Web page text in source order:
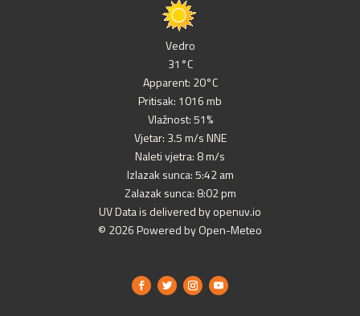
Vedro
31°C
Apparent: 20°C
Pritisak: 1016 mb
Vlažnost: 51%
Vjetar: 3.5 m/s NNE
Naleti vjetra: 8 m/s
Izlazak sunca: 5:42 am
Zalazak sunca: 8:02 pm
UV Data is delivered by openuv.io
© 2026 Powered by Open-Meteo